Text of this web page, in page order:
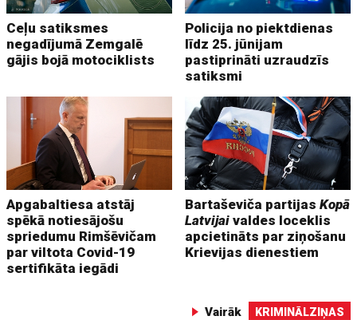
Ceļu satiksmes
negadījumā Zemgalē
gājis bojā motociklists
Policija no piektdienas
līdz 25. jūnijam
pastiprināti uzraudzīs
satiksmi
Apgabaltiesa atstāj
spēkā notiesājošu
spriedumu Rimšēvičam
par viltota Covid-19
sertifikāta iegādi
Bartaševiča partijasKopā
Latvijai valdes loceklis
apcietināts par ziņošanu
Krievijas dienestiem
Vairāk KRIMINĀLZIŅAS